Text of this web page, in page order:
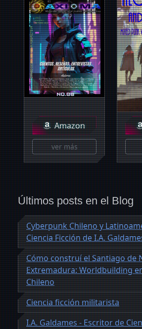
Amazon
ver más
Últimos posts en el Blog
Cyberpunk Chileno y
Ciencia Ficción de I.A.
Cómo construí el Santiago de
Extremadura: Worldbuilding
Chileno
Ciencia ficción militarista
I.A. Galdames - Escritor de